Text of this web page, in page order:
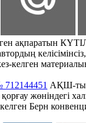
ақпаратын
келген
АҚШ-
жөніндегі
Берн